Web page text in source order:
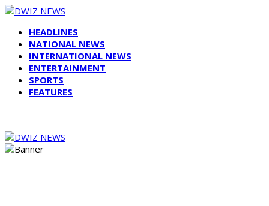
HEADLINES
NATIONAL NEWS
INTERNATIONAL NEWS
ENTERTAINMENT
SPORTS
FEATURES